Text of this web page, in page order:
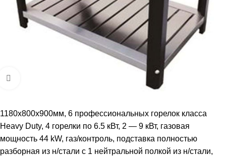
1180х800х900мм, 6 профессиональных горелок класса
Heavy Duty, 4 горелки по 6.5 кВт, 2 — 9 кВт, газовая
мощность 44 kW, газ/контроль, подставка полностью
разборная из н/стали c 1 нейтральной полкой из н/стали,